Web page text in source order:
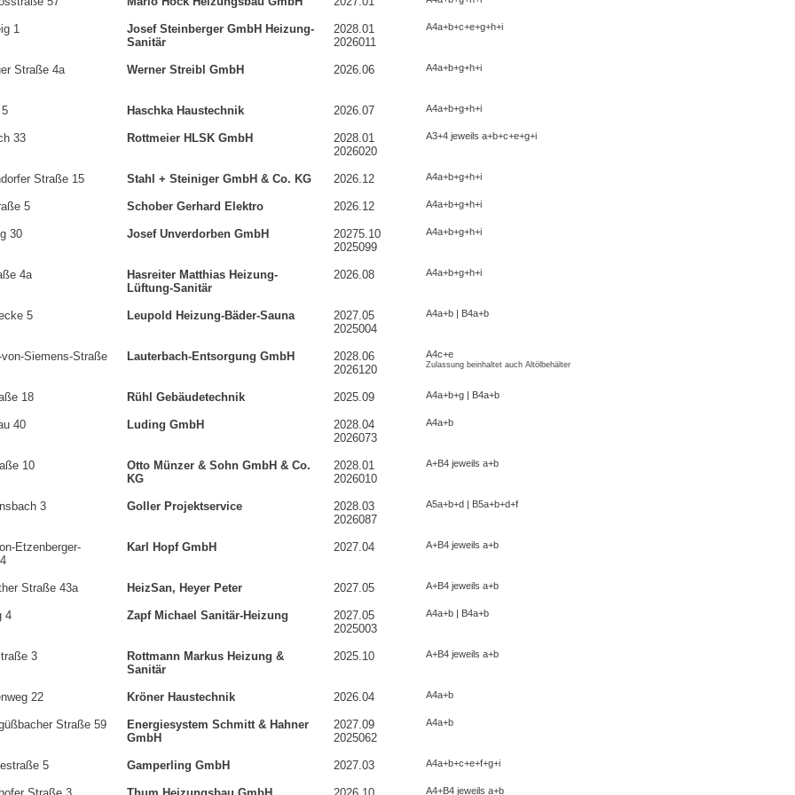
1
Josef Steinberger GmbH Heizung-
Sanitär
2028.01
2026011
A4a+b+c+e+g+h+i
Straße 4a Werner Streibl GmbH 2026.06 A4a+b+g+h+i
Haschka Haustechnik 2026.07 A4a+b+g+h+i
33 Rottmeier HLSK GmbH
2028.01
2026020
A3+4 jeweils a+b+c+e+g+i
Straße 15 Stahl + Steiniger GmbH & Co. KG 2026.12 A4a+b+g+h+i
5 Schober Gerhard Elektro 2026.12 A4a+b+g+h+i
30 Josef Unverdorben GmbH
20275.10
2025099
A4a+b+g+h+i
4a
Hasreiter Matthias Heizung-
Lüftung-Sanitär
2026.08 A4a+b+g+h+i
5 Leupold Heizung-Bäder-Sauna
2027.05
2025004
A4a+b | B4a+b
Siemens-Straße Lauterbach-Entsorgung GmbH
2028.06
2026120
A4c+e
Zulassung beinhaltet auch Altölbehälter
18 Rühl Gebäudetechnik 2025.09 A4a+b+g | B4a+b
40 Luding GmbH
2028.04
2026073
A4a+b
10
Otto Münzer & Sohn GmbH & Co.
KG
2028.01
2026010
A+B4 jeweils a+b
3 Goller Projektservice
2028.03
2026087
A5a+b+d | B5a+b+d+f
Etzenberger-
Karl Hopf GmbH 2027.04 A+B4 jeweils a+b
Straße 43a HeizSan, Heyer Peter 2027.05 A+B4 jeweils a+b
4 Zapf Michael Sanitär-Heizung
2027.05
2025003
A4a+b | B4a+b
3
Rottmann Markus Heizung &
Sanitär
2025.10 A+B4 jeweils a+b
22 Kröner Haustechnik 2026.04 A4a+b
Straße 59
Energiesystem Schmitt & Hahner
GmbH
2027.09
2025062
A4a+b
5 Gamperling GmbH 2027.03 A4a+b+c+e+f+g+i
A4+B4 jeweils a+b